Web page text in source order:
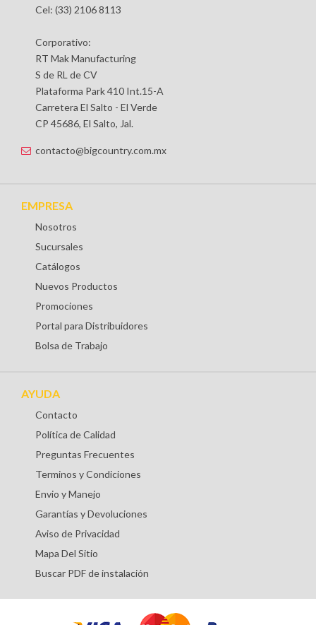
Cel: (33) 2106 8113
Corporativo:
RT Mak Manufacturing
S de RL de CV
Plataforma Park 410 Int.15-A
Carretera El Salto - El Verde
CP 45686, El Salto, Jal.
contacto@bigcountry.com.mx
EMPRESA
Nosotros
Sucursales
Catálogos
Nuevos Productos
Promociones
Portal para Distribuidores
Bolsa de Trabajo
AYUDA
Contacto
Política de Calidad
Preguntas Frecuentes
Terminos y Condiciones
Envio y Manejo
Garantías y Devoluciones
Aviso de Privacidad
Mapa Del Sitio
Buscar PDF de instalación